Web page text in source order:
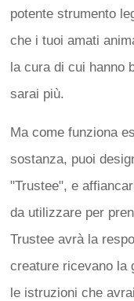
potente strumento
che i tuoi amati
la cura di cui hanno
sarai più.
Ma come funziona
sostanza, puoi
"Trustee", e
da utilizzare per
Trustee avrà la
creature ricevano la
le istruzioni che